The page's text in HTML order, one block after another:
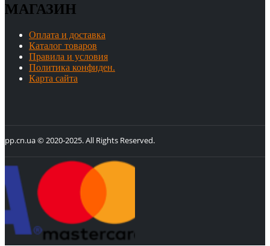
МАГАЗИН
Оплата и доставка
Каталог товаров
Правила и условия
Политика конфиден.
Карта сайта
pp.cn.ua © 2020-2025. All Rights Reserved.